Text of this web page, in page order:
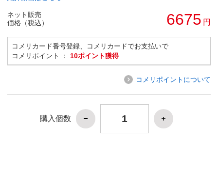
ネット販売
価格（税込）
6675 円
コメリカード番号登録、コメリカードでお支払いで
コメリポイント ： 10ポイント獲得
コメリポイントについて
購入個数